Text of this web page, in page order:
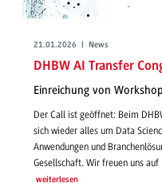
21.01.2026 | News
DHBW AI Transfer
Einreichung von
Der Call ist geöffnet: Beim
sich wieder alles um Data
Anwendungen und
Gesellschaft. Wir freuen uns
weiterlesen